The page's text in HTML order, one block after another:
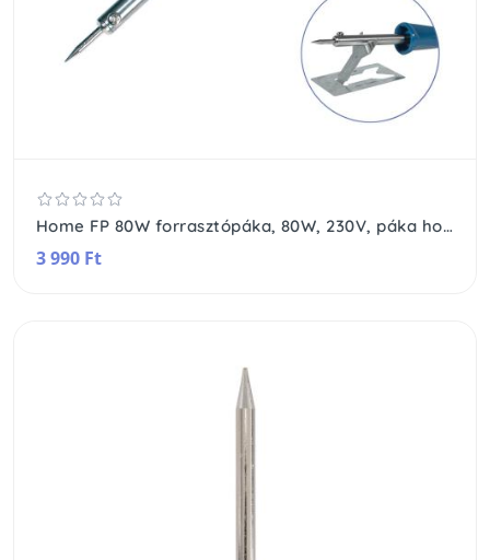
Home FP 80W forrasztópáka, 80W, 230V, páka hossza: 290 mm, tartozék asztali támaszték, minőségi csatlakozókábel törésgátlóval
3 990 Ft